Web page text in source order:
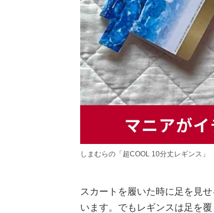
しまむらの「超COOL 10分丈レギンス」
スカートを履いた時に足を見
います。でもレギンスは足を